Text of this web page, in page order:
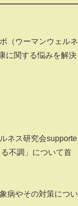
（ウーマンウェルネ
に関する悩みを解決
ネス研究会supporte
不調」について首
病やその対策につい